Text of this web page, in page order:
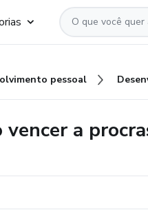
pessoal
vencer a